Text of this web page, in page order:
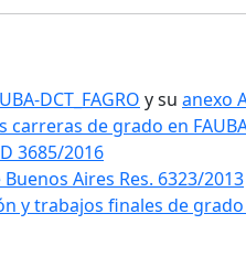
DCT_FAGRO y su anexo
de grado en
3685/2016
Aires Res. 6323/2013
y trabajos finales de grado